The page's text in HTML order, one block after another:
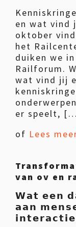
en wat vind
oktober
het
duiken we
Railforum.
wat vind jij
er speelt,
of Lees
van ov en
𝗪𝗮𝘁 𝗲𝗲𝗻
𝗮𝗮𝗻